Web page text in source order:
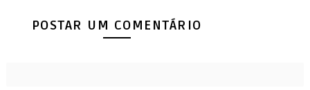
POSTAR UM COMENTÁRIO